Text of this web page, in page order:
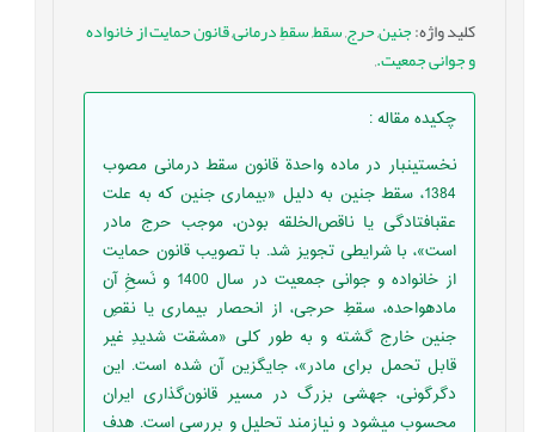
کلید واژه:جنین,حرج,سقط,سقطِ درمانی,قانون حمایت از خانواده
و جوانی جمعیت.,
چکیده مقاله:
نخستین‏بار در ماده ‏واحدة قانون سقط درمانی مصوب
1384، سقط جنین به ‏دلیل «بیماری جنین که به علت
عقب‏افتادگی یا ناقص‌الخلقه بودن، موجب حرج مادر
است»، با شرایطی تجویز شد. با تصویب قانون حمایت
از خانواده و جوانی جمعیت در سال 1400 و نَسخِ آن
ماده‏واحده، سقطِ حرجی، از انحصار بیماری یا نقصِ
جنین خارج گشته و به ‏طور کلی «مشقت‏ شدیدِ غیر
قابل تحمل برای مادر»، جایگزین آن شده است. این
دگرگونی، جهشی بزرگ در مسیر قانون‌گذاری ایران
محسوب می‏شود و نیازمند تحلیل و بررسی است. هدف